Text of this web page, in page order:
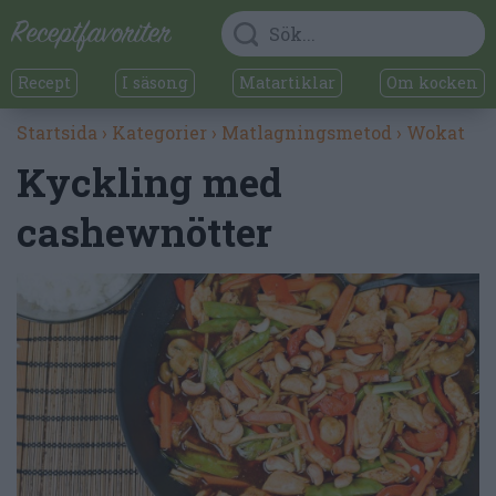
Recept I säsong Matartiklar Om kocken
Startsida › Kategorier › Matlagningsmetod › Wokat
Kyckling med
cashewnötter